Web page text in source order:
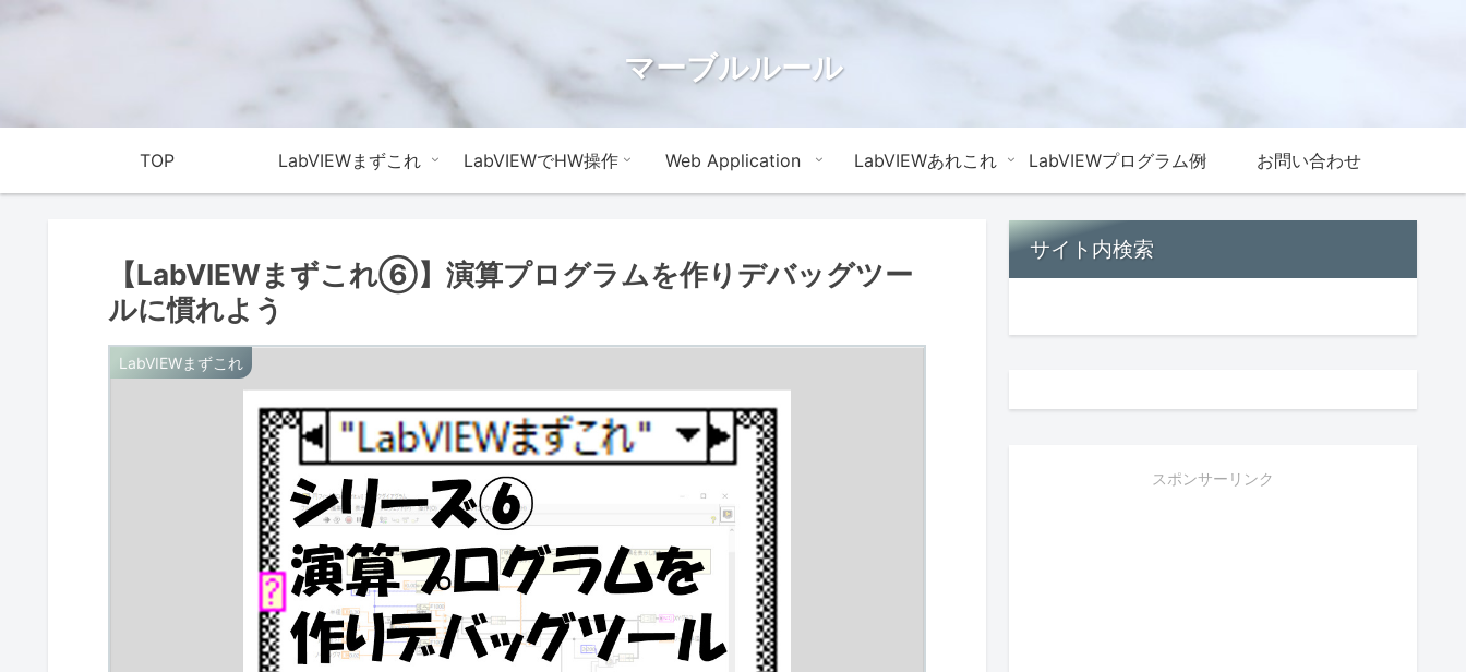
マーブルルール
TOP LabVIEWまずこれ LabVIEWでHW操作 Web Application LabVIEWあれこれ LabVIEWプログラム例 お問い合わせ
【LabVIEWまずこれ⑥】演算プログラムを作りデバッグツー
ルに慣れよう
LabVIEWまずこれ
サイト内検索
スポンサーリンク